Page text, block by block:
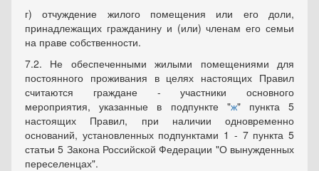
г) отчуждение жилого помещения или его доли,
принадлежащих гражданину и (или) членам его семьи
на праве собственности.
7.2. Не обеспеченными жилыми помещениями для
постоянного проживания в целях настоящих Правил
считаются граждане - участники основного
мероприятия, указанные в подпункте "ж" пункта 5
настоящих Правил, при наличии одновременно
оснований, установленных подпунктами 1 - 7 пункта 5
статьи 5 Закона Российской Федерации "О вынужденных
переселенцах".